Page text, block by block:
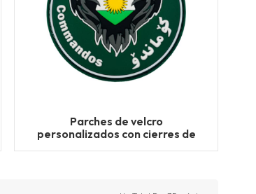
Parches de velcro
personalizados con cierres de